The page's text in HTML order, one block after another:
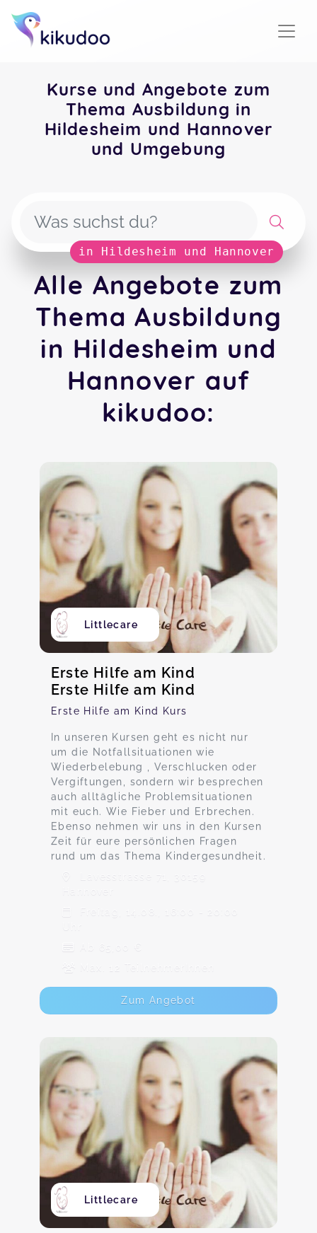
Kurse und Angebote zum
Thema Ausbildung in
Hildesheim und Hannover
und Umgebung
in Hildesheim und Hannover
Alle Angebote zum
Thema Ausbildung
in Hildesheim und
Hannover auf
kikudoo:
Littlecare
Erste Hilfe am Kind
Erste Hilfe am Kind
Erste Hilfe am Kind Kurs
In unseren Kursen geht es nicht nur
um die Notfallsituationen wie
Wiederbelebung , Verschlucken oder
Vergiftungen, sondern wir besprechen
auch alltägliche Problemsituationen
mit euch. Wie Fieber und Erbrechen.
Ebenso nehmen wir uns in den Kursen
Zeit für eure persönlichen Fragen
rund um das Thema Kindergesundheit.
Lavesstrasse 71, 30159
Hannover
Freitag, 14.08., 16:00 - 20:00
Ab 65,00 €
Max. 12 TeilnehmerInnen
Zum Angebot
Littlecare